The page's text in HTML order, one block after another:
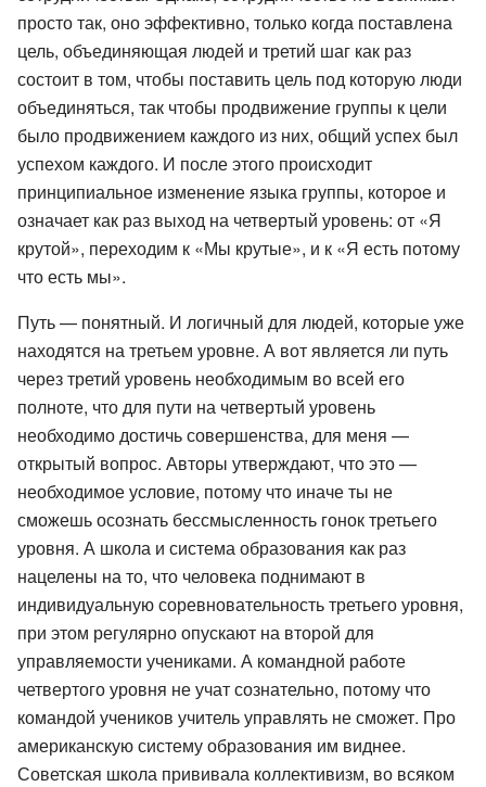
просто так, оно эффективно, только когда поставлена
цель, объединяющая людей и третий шаг как раз
состоит в том, чтобы поставить цель под которую люди
объединяться, так чтобы продвижение группы к цели
было продвижением каждого из них, общий успех был
успехом каждого. И после этого происходит
принципиальное изменение языка группы, которое и
означает как раз выход на четвертый уровень: от «Я
крутой», переходим к «Мы крутые», и к «Я есть потому
что есть мы».
Путь — понятный. И логичный для людей, которые уже
находятся на третьем уровне. А вот является ли путь
через третий уровень необходимым во всей его
полноте, что для пути на четвертый уровень
необходимо достичь совершенства, для меня —
открытый вопрос. Авторы утверждают, что это —
необходимое условие, потому что иначе ты не
сможешь осознать бессмысленность гонок третьего
уровня. А школа и система образования как раз
нацелены на то, что человека поднимают в
индивидуальную соревновательность третьего уровня,
при этом регулярно опускают на второй для
управляемости учениками. А командной работе
четвертого уровня не учат сознательно, потому что
командой учеников учитель управлять не сможет. Про
американскую систему образования им виднее.
Советская школа прививала коллективизм, во всяком